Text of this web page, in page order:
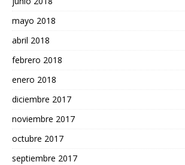
mayo 2018
abril 2018
febrero 2018
enero 2018
diciembre 2017
noviembre 2017
octubre 2017
septiembre 2017